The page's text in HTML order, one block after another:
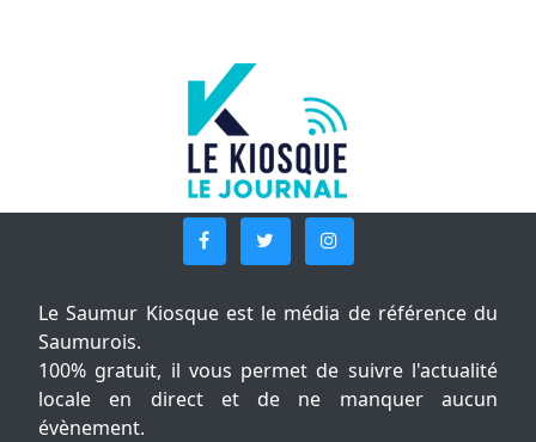
Le Saumur Kiosque est le média de référence du
Saumurois.
100% gratuit, il vous permet de suivre l'actualité
locale en direct et de ne manquer aucun
évènement.